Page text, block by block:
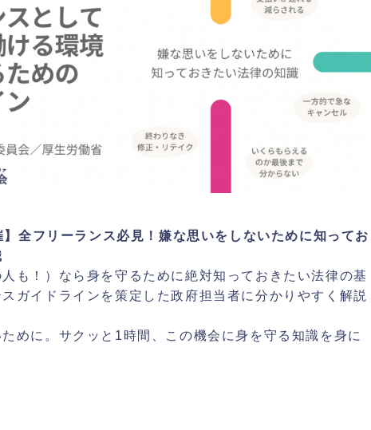
全フリーランス必見！ 嫌な思いをしないために知ってお
も！） なら身を守るために絶対知っておきたい法律の基
ガイドラインを策定した政府担当者に分かりやすく解説
めに。サクッと1時間、 この機会に身を守る知識を身に